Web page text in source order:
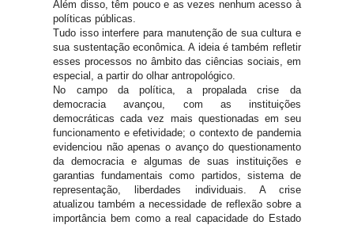
Além disso, têm pouco e as vezes nenhum acesso à
políticas públicas.
Tudo isso interfere para manutenção de sua cultura e
sua sustentação econômica. A ideia é também refletir
esses processos no âmbito das ciências sociais, em
especial, a partir do olhar antropológico.
No campo da política, a propalada crise da
democracia avançou, com as instituições
democráticas cada vez mais questionadas em seu
funcionamento e efetividade; o contexto de pandemia
evidenciou não apenas o avanço do questionamento
da democracia e algumas de suas instituições e
garantias fundamentais como partidos, sistema de
representação, liberdades individuais. A crise
atualizou também a necessidade de reflexão sobre a
importância bem como a real capacidade do Estado